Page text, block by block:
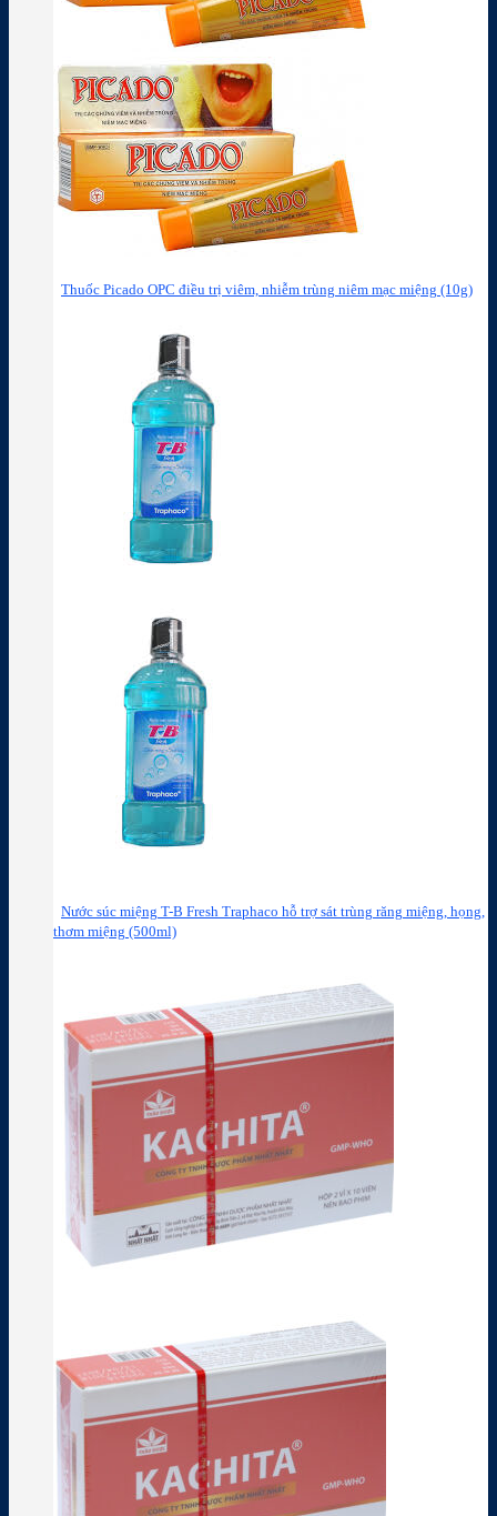
Thuốc Picado OPC điều trị viêm, nhiễm trùng niêm mạc miệng (10g)
Nước súc miệng T-B Fresh Traphaco hỗ trợ sát trùng răng miệng, họng,
thơm miệng (500ml)